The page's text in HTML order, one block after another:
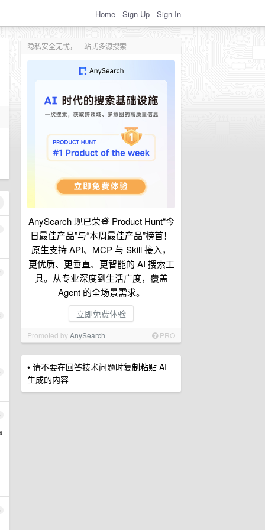
Home Sign Up Sign In
隐私安全无忧，一站式多源搜索
AnySearch 现已荣登 Product Hunt“今
日最佳产品”与“本周最佳产品”榜首！
原生支持 API、MCP 与 Skill 接入，
更优质、更垂直、更智能的 AI 搜索工
具。从专业深度到生活广度，覆盖
Agent 的全场景需求。
立即免费体验
Promoted byAnySearch PRO
• 请不要在回答技术问题时复制粘贴 AI
生成的内容